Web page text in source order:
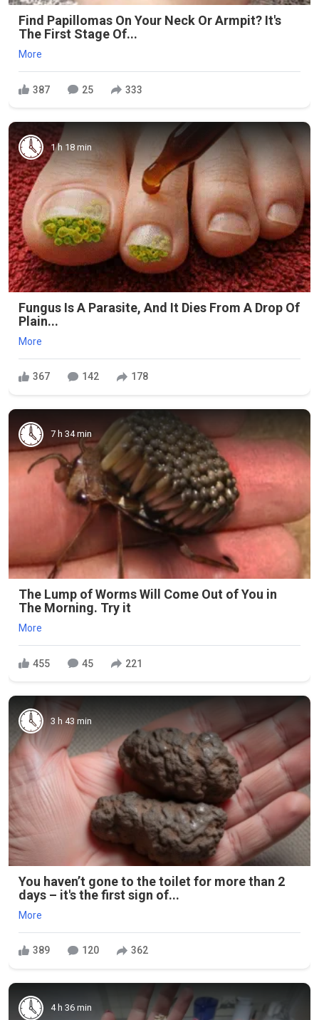
Find Papillomas On Your Neck Or Armpit? It's
The First Stage Of...
More
387 25 333
1 h 18 min
Fungus Is A Parasite, And It Dies From A Drop Of
Plain...
More
367 142 178
7 h 34 min
The Lump of Worms Will Come Out of You in
The Morning. Try it
More
455 45 221
3 h 43 min
You haven’t gone to the toilet for more than 2
days – it's the first sign of...
More
389 120 362
4 h 36 min